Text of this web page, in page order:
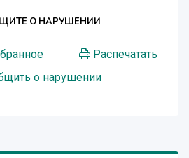
О НАРУШЕНИИ
Распечатать
о нарушении